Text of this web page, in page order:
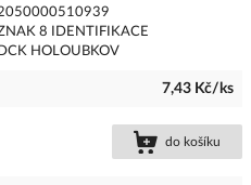
8 IDENTIFIKACE
DCK HOLOUBKOV
7,43 Kč/ks
do košíku